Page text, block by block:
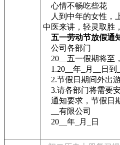
心情不畅吃些花
人到中年的女性，
中医来讲，轻灵取胜
五一劳动节放假通
公司各部门
20__五一假期将至
1.20__年_月__日到
2.节假日期间外出
3.请各部门将需要
通知要求，节假日
__有限公司
20__年_月_日